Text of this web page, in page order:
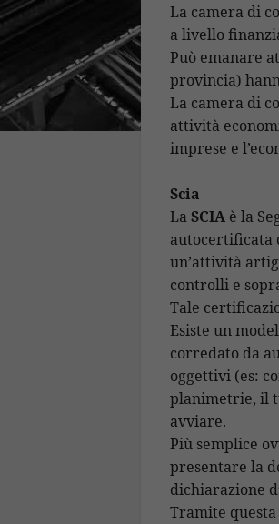
La camera di
a livello
Può emanare
provincia)
La camera di
attività
imprese e
Scia
LaSCIA è la
autocertificata
un’attività
controlli e
Tale
Esiste un
corredato da
oggettivi (es:
planimetrie, il
avviare.
Più semplice
presentare la
dichiarazione
Tramite